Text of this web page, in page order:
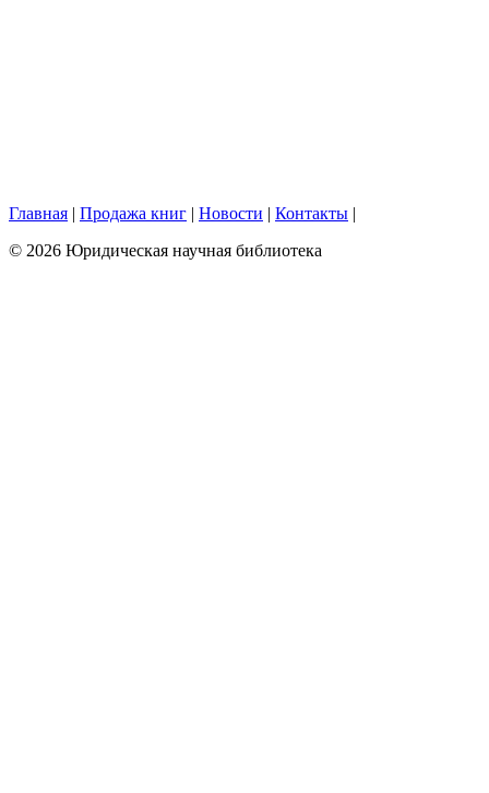
Главная | Продажа книг | Новости | Контакты |
© 2026 Юридическая научная библиотека